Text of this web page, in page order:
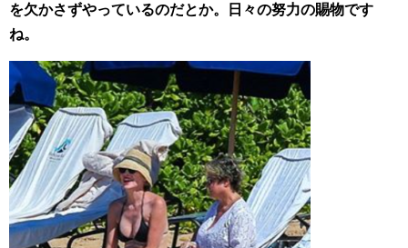
を欠かさずやっているのだとか。日々の努力の賜物です
ね。